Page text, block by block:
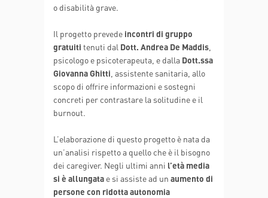
o disabilità grave.
Il progetto prevede incontri di gruppo
gratuiti tenuti dal Dott. Andrea De Maddis
psicologo e psicoterapeuta, e dalla Dott.ssa
Giovanna Ghitti , assistente sanitaria, allo
scopo di offrire informazioni e sostegni
concreti per contrastare la solitudine e il
burnout.
L’elaborazione di questo progetto è nata da
un’analisi rispetto a quello che è il bisogno
dei caregiver. Negli ultimi anni l’età media
si è allungata e si assiste ad un aumento di
persone con ridotta autonomia